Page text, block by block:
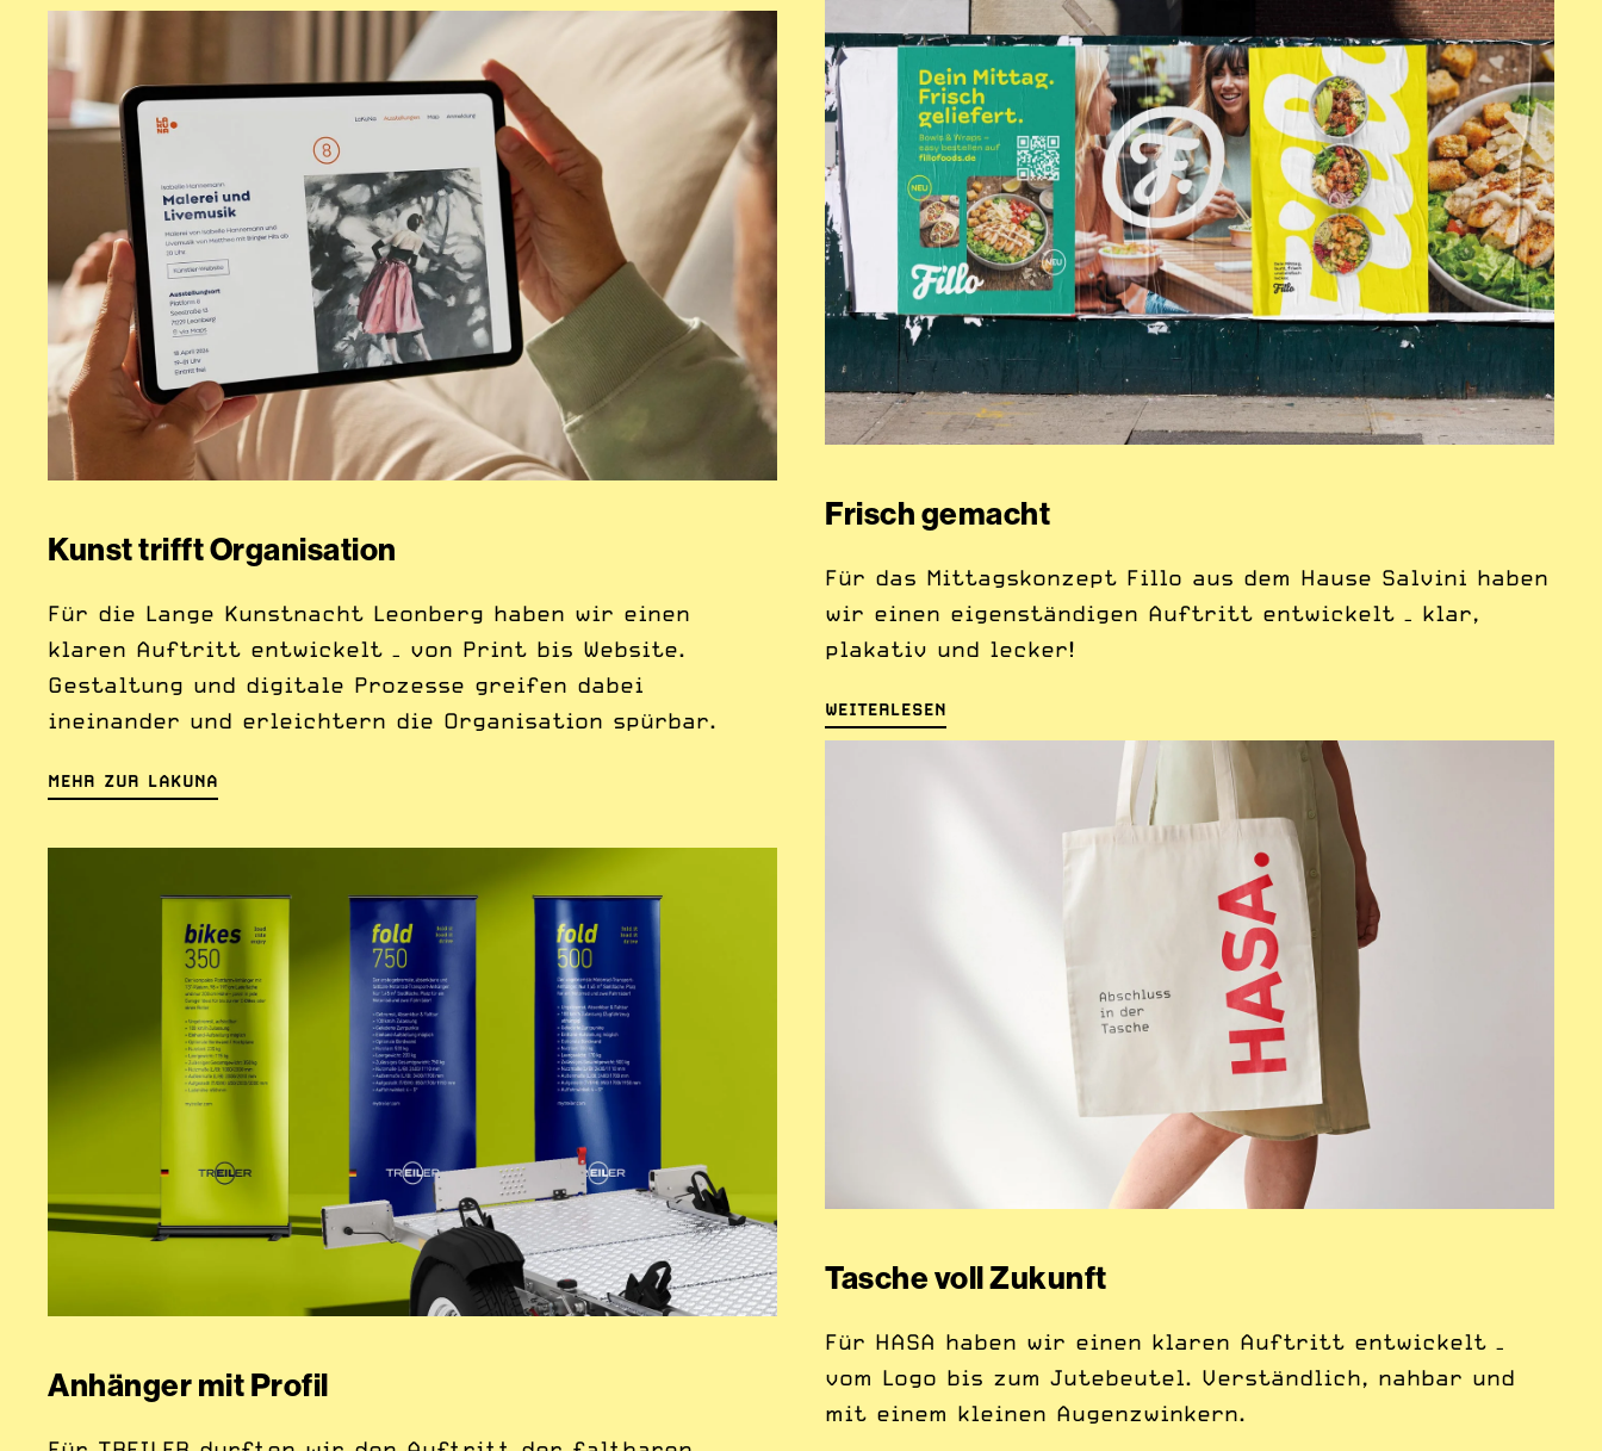
Frisch gemacht
Für das Mittagskonzept Fillo aus dem Hause Salvini haben
wir einen eigenständigen Auftritt entwickelt – klar,
plakativ und lecker!
WEITERLESEN
Kunst trifft Organisation
Für die Lange Kunstnacht Leonberg haben wir einen
klaren Auftritt entwickelt – von Print bis Website.
Gestaltung und digitale Prozesse greifen dabei
ineinander und erleichtern die Organisation spürbar.
MEHR ZUR LAKUNA
Tasche voll Zukunft
Für HASA haben wir einen klaren Auftritt entwickelt –
vom Logo bis zum Jutebeutel. Verständlich, nahbar und
mit einem kleinen Augenzwinkern.
Anhänger mit Profil